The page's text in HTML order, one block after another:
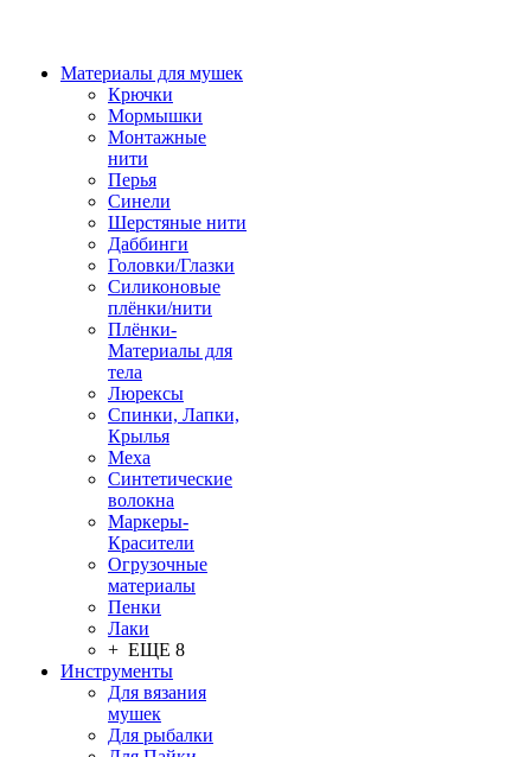
Материалы для мушек
Крючки
Мормышки
Монтажные
нити
Перья
Синели
Шерстяные нити
Даббинги
Головки/Глазки
Силиконовые
плёнки/нити
Плёнки-
Материалы для
тела
Люрексы
Спинки, Лапки,
Крылья
Меха
Синтетические
волокна
Маркеры-
Красители
Огрузочные
материалы
Пенки
Лаки
+ ЕЩЕ 8
Инструменты
Для вязания
мушек
Для рыбалки